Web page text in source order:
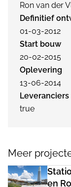
Ron van der
Definitief
01-03-2012
Start bouw
20-02-2015
Oplevering
13-06-2014
Leveranciers
true
Meer
en